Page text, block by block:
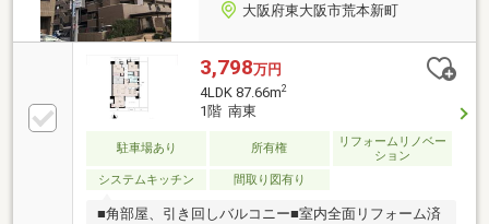
大阪府東大阪市荒本新町
3,798万円
4LDK 87.66m2
1階 南東
駐車場あり 所有権
リフォームリノベー
ション
システムキッチン
間取り図有り
■角部屋、引き回しバルコニー■室内全面リフォーム済